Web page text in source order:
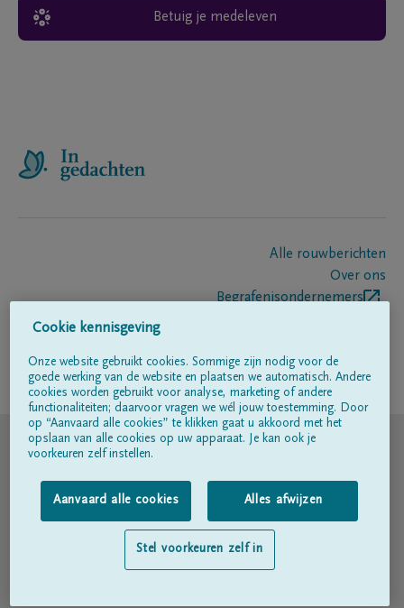
Betuig je medeleven
Alle rouwberichten
Over ons
Begrafenisondernemers
Volg ons op
© DELA
Gebruiksvoorwaarden
Privacyverklaring
Toegankelijkheidsverklaring
Cookie kennisgeving
Onze website gebruikt cookies. Sommige zijn nodig voor de
goede werking van de website en plaatsen we automatisch. Andere
cookies worden gebruikt voor analyse, marketing of andere
functionaliteiten; daarvoor vragen we wél jouw toestemming. Door
op “Aanvaard alle cookies” te klikken gaat u akkoord met het
opslaan van alle cookies op uw apparaat. Je kan ook je
voorkeuren zelf instellen.
Aanvaard alle cookies Alles afwijzen
Stel voorkeuren zelf in